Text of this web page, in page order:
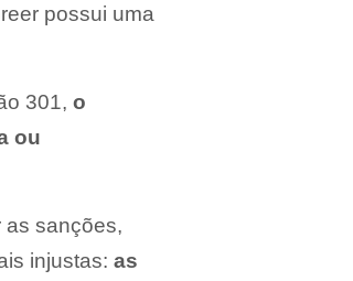
possui uma
301, o
ou
as sanções,
injustas: as